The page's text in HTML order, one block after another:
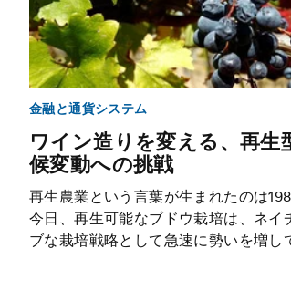
金融と通貨システム
ワイン造りを変える、再生
候変動への挑戦
再生農業という言葉が生まれたのは
今日、再生可能なブドウ栽培は、ネイ
ブな栽培戦略として急速に勢いを増し